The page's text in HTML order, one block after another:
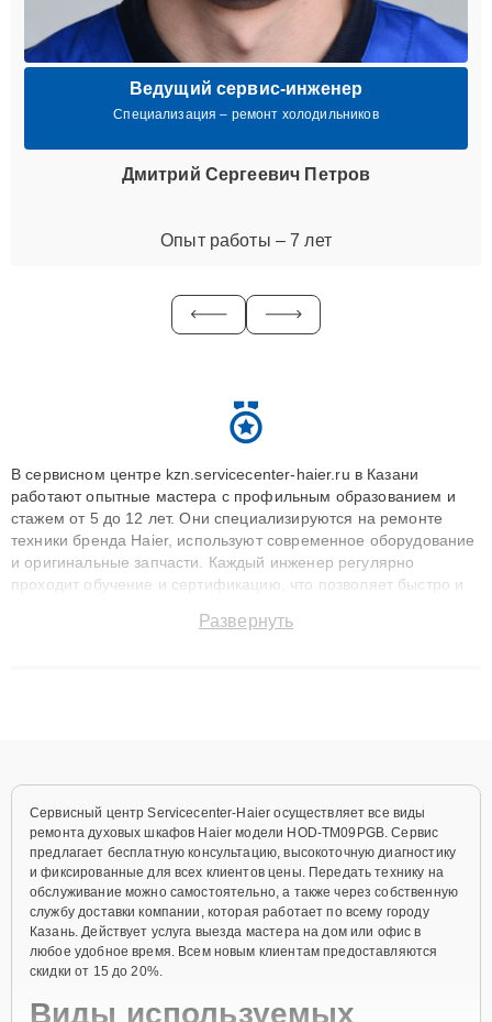
Ведущий сервис-инженер
Специализация – ремонт холодильников
Дмитрий Сергеевич Петров
Опыт работы – 7 лет
В сервисном центре kzn.servicecenter-haier.ru в Казани
работают опытные мастера с профильным образованием и
стажем от 5 до 12 лет. Они специализируются на ремонте
техники бренда Haier, используют современное оборудование
и оригинальные запчасти. Каждый инженер регулярно
проходит обучение и сертификацию, что позволяет быстро и
сохранением гарантии до 3 лет. Наши мастера решают
Развернуть
Сервисный центр Servicecenter-Haier осуществляет все виды
ремонта духовых шкафов Haier модели HOD-TM09PGB. Сервис
предлагает бесплатную консультацию, высокоточную диагностику
и фиксированные для всех клиентов цены. Передать технику на
обслуживание можно самостоятельно, а также через собственную
службу доставки компании, которая работает по всему городу
Казань. Действует услуга выезда мастера на дом или офис в
любое удобное время. Всем новым клиентам предоставляются
скидки от 15 до 20%.
Виды используемых